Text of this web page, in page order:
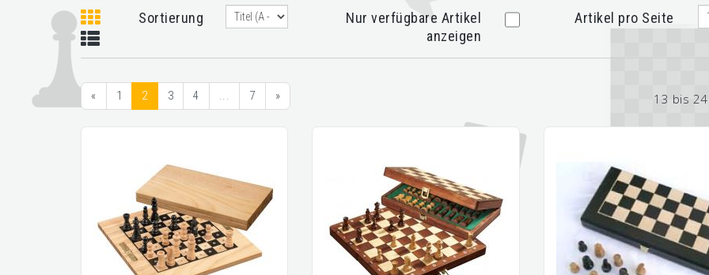
Sortierung
Nur verfügbare Artikel
anzeigen
Artikel pro Seite
« 1 2 3 4 ... 7 » 13 bis